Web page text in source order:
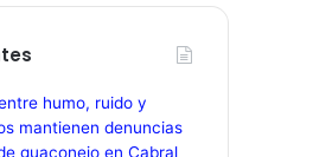
humo, ruido y
mantienen denuncias
guaconejo en Cabral